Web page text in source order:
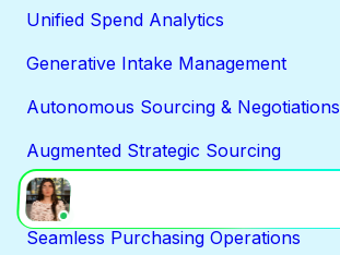
Unified Spend Analytics
Generative Intake Management
Autonomous Sourcing & Negotiations
Augmented Strategic Sourcing
Intelligent Supplier Management
Seamless Purchasing Operations